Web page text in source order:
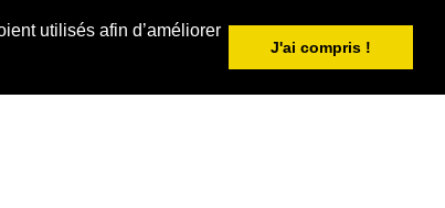
utilisés afin d’améliorer
J'ai compris !